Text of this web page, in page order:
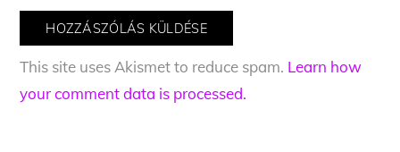
This site uses Akismet to reduce spam. Learn how
your comment data is processed.